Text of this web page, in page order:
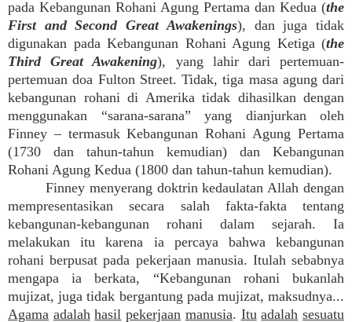
pada Kebangunan Rohani Agung Pertama dan Kedua (the
First and Second Great Awakenings), dan juga tidak
digunakan pada Kebangunan Rohani Agung Ketiga (the
Third Great Awakening), yang lahir dari pertemuan-
pertemuan doa Fulton Street. Tidak, tiga masa agung dari
kebangunan rohani di Amerika tidak dihasilkan dengan
menggunakan “sarana-sarana” yang dianjurkan oleh
Finney – termasuk Kebangunan Rohani Agung Pertama
(1730 dan tahun-tahun kemudian) dan Kebangunan
Rohani Agung Kedua (1800 dan tahun-tahun kemudian).
Finney menyerang doktrin kedaulatan Allah dengan
mempresentasikan secara salah fakta-fakta tentang
kebangunan-kebangunan rohani dalam sejarah. Ia
melakukan itu karena ia percaya bahwa kebangunan
rohani berpusat pada pekerjaan manusia. Itulah sebabnya
mengapa ia berkata, “Kebangunan rohani bukanlah
mujizat, juga tidak bergantung pada mujizat, maksudnya...
Agama adalah hasil pekerjaan manusia. Itu adalah sesuatu